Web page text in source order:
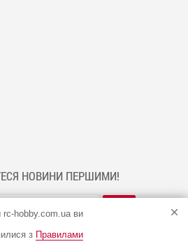
hobby.com.ua ви
з Правилами
НОВИНИ ПЕРШИМИ!